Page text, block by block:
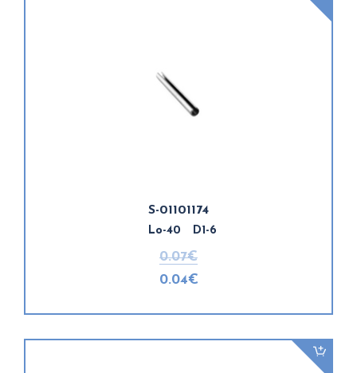
S-01101174
Lo-40 D1-6
0.07€
0.04€